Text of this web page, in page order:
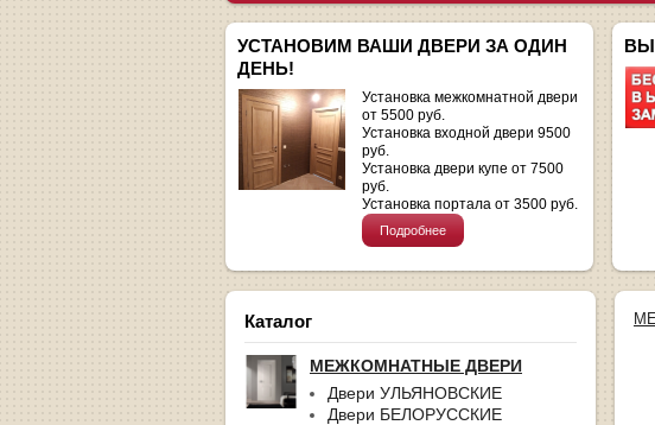
УСТАНОВИМ ВАШИ ДВЕРИ ЗА ОДИН
ДЕНЬ!
Установка межкомнатной двери
от 5500 руб.
Установка входной двери 9500
руб.
Установка двери купе от 7500
руб.
Установка портала от 3500 руб.
Подробнее
Каталог
МЕЖКОМНАТНЫЕ ДВЕРИ
Двери УЛЬЯНОВСКИЕ
Двери БЕЛОРУССКИЕ